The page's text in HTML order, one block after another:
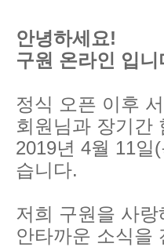
안녕하세요!
구원 온라인 입니
정식 오픈 이후
회원님과 장기간
2019년 4월 11일(
습니다.
저희 구원을 사
안타까운 소식을